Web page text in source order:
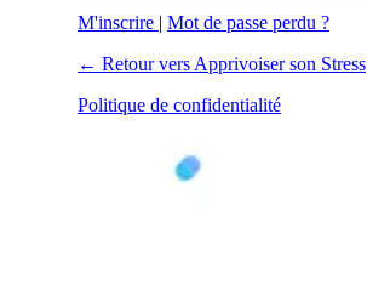
M'inscrire | Mot de passe perdu ?
← Retour vers Apprivoiser son Stress
Politique de confidentialité